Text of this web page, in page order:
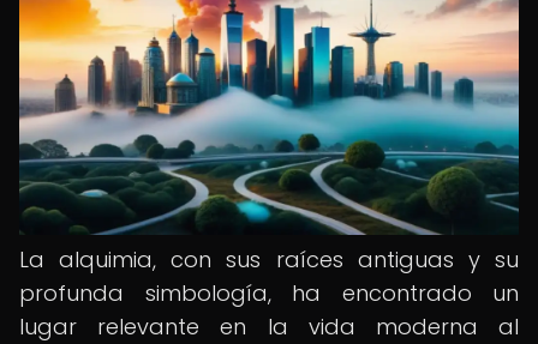
La alquimia, con sus raíces antiguas y su
profunda simbología, ha encontrado un
lugar relevante en la vida moderna al